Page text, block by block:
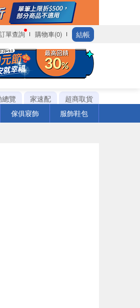
單查詢 購物車(0) 結帳
覽 家速配
超商取貨
傢俱寢飾 服飾鞋包